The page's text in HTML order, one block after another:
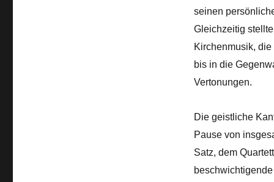
seinen
Gleichzeitig
Kirchenmusik,
bis in die
Vertonungen.
Die geistliche
Pause von
Satz, dem